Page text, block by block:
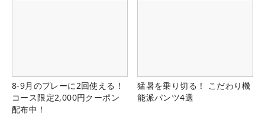
8-9月のプレーに2回使える！
コース限定2,000円クーポン
配布中！
猛暑を乗り切る！ こだわり機
能派パンツ4選